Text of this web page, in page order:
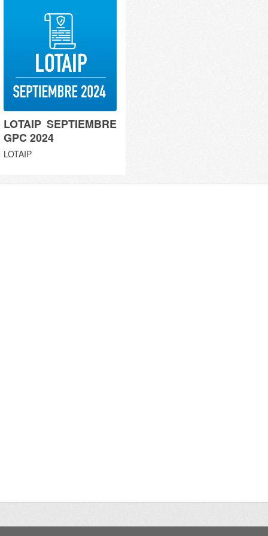
LOTAIP SEPTIEMBRE
GPC 2024
LOTAIP